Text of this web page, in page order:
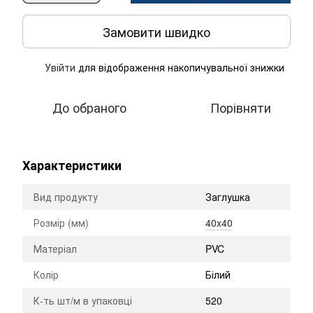
Замовити швидко
Увійти для відображення накопичувальної знижки
До обраного Порівняти
Характеристики
Вид продукту
Заглушка
Розмір (мм)
40x40
Матеріал
PVC
Колір
Білий
К-ть шт/м в упаковці
520